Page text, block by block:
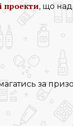
проекти, що
за